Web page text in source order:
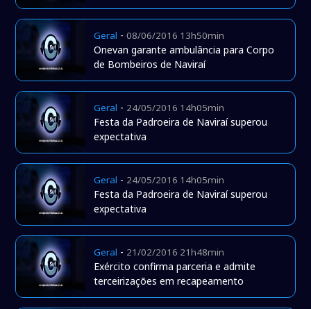
Geral -08/06/2016 13h50min
Onevan garante ambulância para Corpo
de Bombeiros de Naviraí
Geral - 24/05/2016 14h05min
Festa da Padroeira de Naviraí superou
expectativa
Geral - 24/05/2016 14h05min
Festa da Padroeira de Naviraí superou
expectativa
Geral - 21/02/2016 21h48min
Exército confirma parceria e admite
terceirizações em recapeamento